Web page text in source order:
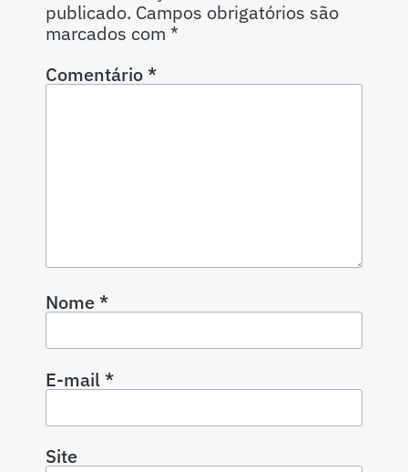
publicado. Campos obrigatórios são
marcados com *
Comentário*
Nome*
E-mail*
Site